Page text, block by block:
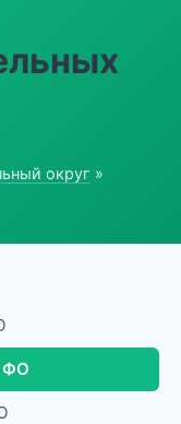
округ »
ФО